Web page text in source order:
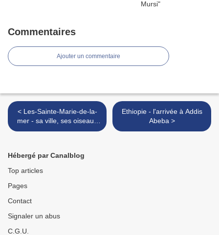
Commentaires
Ajouter un commentaire
< Les-Sainte-Marie-de-la-
mer - sa ville, ses oiseaux
et ses maisons de gardians
Ethiopie - l'arrivée à Addis
Abeba >
Hébergé par Canalblog
Top articles
Pages
Contact
Signaler un abus
C.G.U.